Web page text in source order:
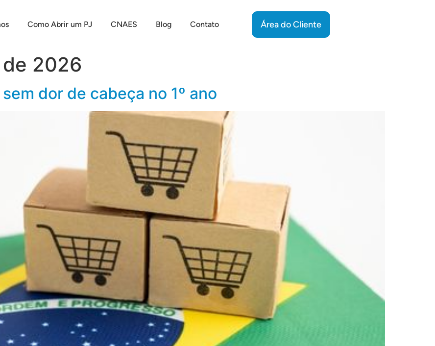
Como Abrir um PJ CNAES Blog Contato Área do Cliente
2026
dor de cabeça no 1º ano